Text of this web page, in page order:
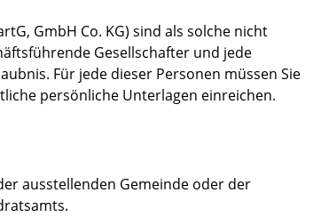
GmbH Co. KG) sind als solche nicht
Gesellschafter und jede
Für jede dieser Personen müssen Sie
persönliche Unterlagen einreichen.
ausstellenden Gemeinde oder der